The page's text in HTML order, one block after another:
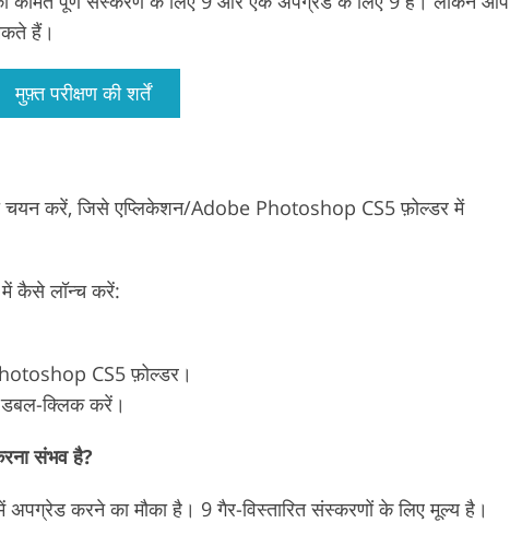
हैं।
मुफ़्त परीक्षण की शर्तें
करें, जिसे एप्लिकेशन/Adobe Photoshop CS5 फ़ोल्डर में
कैसे लॉन्च करें:
CS5 फ़ोल्डर।
क्लिक करें।
संभव है?
करने का मौका है। 9 गैर-विस्तारित संस्करणों के लिए मूल्य है।